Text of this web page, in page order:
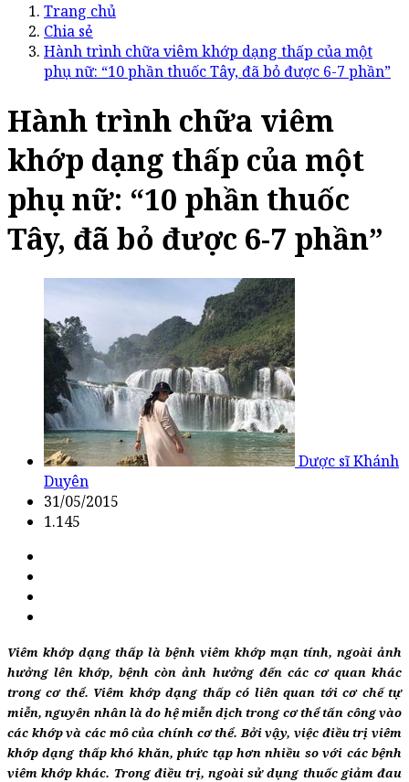
Trang chủ
Chia sẻ
Hành trình chữa viêm khớp dạng thấp của một
phụ nữ: “10 phần thuốc Tây, đã bỏ được 6-7 phần”
Hành trình chữa viêm
khớp dạng thấp của một
phụ nữ: “10 phần thuốc
Tây, đã bỏ được 6-7 phần”
Dược sĩ Khánh
Duyên
31/05/2015
1.145
Viêm khớp dạng thấp là bệnh viêm khớp mạn tính, ngoài ảnh
hưởng lên khớp, bệnh còn ảnh hưởng đến các cơ quan khác
trong cơ thể. Viêm khớp dạng thấp có liên quan tới cơ chế tự
miễn, nguyên nhân là do hệ miễn dịch trong cơ thể tấn công vào
các khớp và các mô của chính cơ thể. Bởi vậy, việc điều trị viêm
khớp dạng thấp khó khăn, phức tạp hơn nhiều so với các bệnh
viêm khớp khác. Trong điều trị, ngoài sử dụng thuốc giảm đau